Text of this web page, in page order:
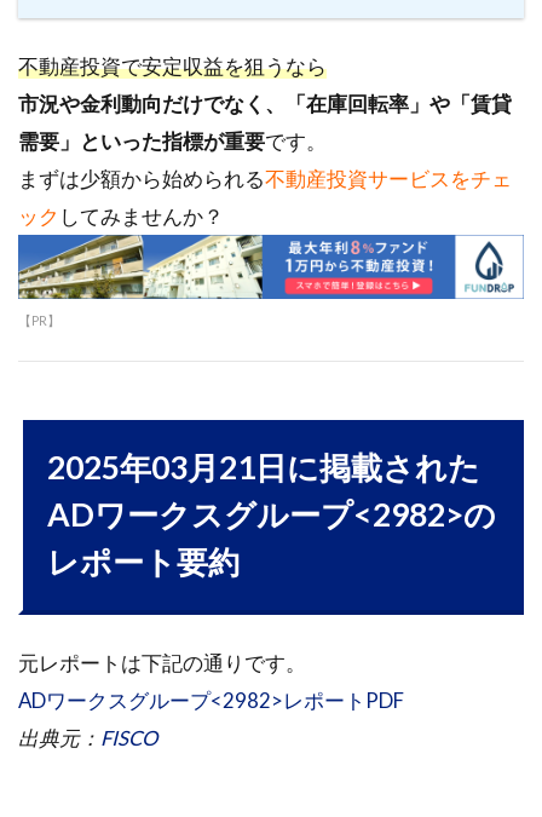
不動産投資で安定収益を狙うなら
市況や金利動向だけでなく、「在庫回転率」や「賃貸
需要」といった指標が重要です。
まずは少額から始められる不動産投資サービスをチェ
ック してみませんか？
【PR】
2025年03月21日に掲載された
ADワークスグループ<2982>の
レポート要約
元レポートは下記の通りです。
ADワークスグループ<2982>レポートPDF
出典元： FISCO